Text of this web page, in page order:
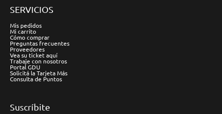
SERVICIOS
Mis pedidos
Mi carrito
Cómo comprar
Preguntas frecuentes
Proveedores
Vea su ticket aquí
Trabaje con nosotros
Portal GDU
Solicitá la Tarjeta Más
Consulta de Puntos
Suscríbite